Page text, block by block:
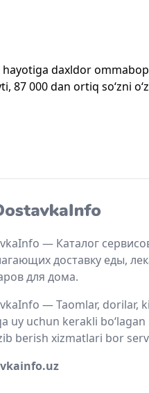
daxldor ommabop
87 000 dan ortiq so‘zni
— Каталог
доставку еды,
для дома.
— Taomlar, dorilar,
uy uchun kerakli
berish xizmatlari bor